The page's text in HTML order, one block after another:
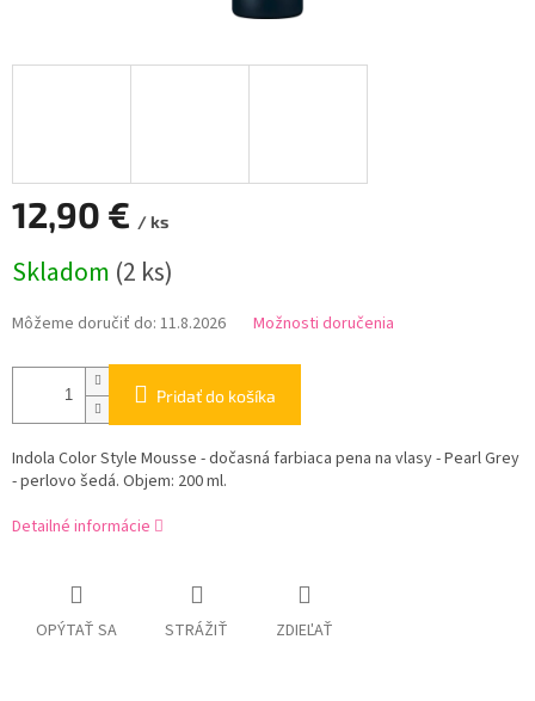
12,90 € / ks
cena:
Skladom (2 ks)
Môžeme doručiť do: 11.8.2026 Možnosti doručenia
Pridať do košíka
Indola Color Style Mousse - dočasná farbiaca pena na vlasy - Pearl Grey
- perlovo šedá. Objem: 200 ml.
Detailné informácie
OPÝTAŤ SA STRÁŽIŤ ZDIEĽAŤ